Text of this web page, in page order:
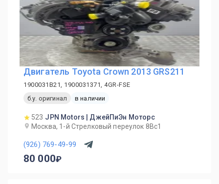
Двигатель Toyota Crown 2013 GRS211
1900031B21, 1900031371, 4GR-FSE
б.у. оригинал
в наличии
523 JPN Motors | ДжейПиЭн Моторс
Москва, 1-й Cтрелковый переулок 8Вс1
(926) 769-49-99
80 000